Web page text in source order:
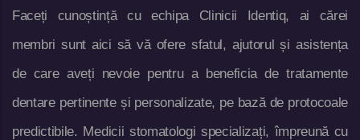
Faceți cunoștință cu echipa Clinicii Identiq, ai cărei
membri sunt aici să vă ofere sfatul, ajutorul și asistența
de care aveți nevoie pentru a beneficia de tratamente
dentare pertinente și personalizate, pe bază de protocoale
predictibile. Medicii stomatologi specializați, împreună cu